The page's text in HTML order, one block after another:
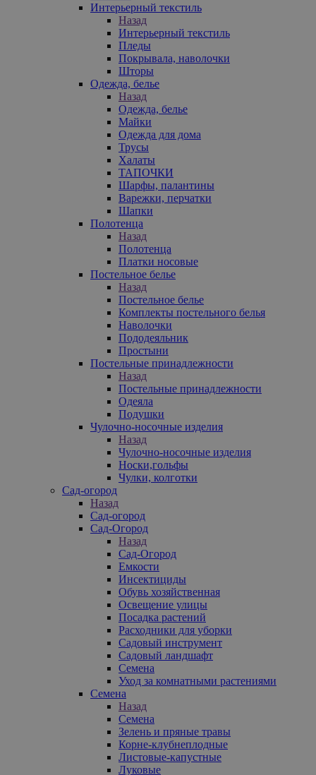
Интерьерный текстиль
Назад
Интерьерный текстиль
Пледы
Покрывала, наволочки
Шторы
Одежда, белье
Назад
Одежда, белье
Майки
Одежда для дома
Трусы
Халаты
ТАПОЧКИ
Шарфы, палантины
Варежки, перчатки
Шапки
Полотенца
Назад
Полотенца
Платки носовые
Постельное белье
Назад
Постельное белье
Комплекты постельного белья
Наволочки
Пододеяльник
Простыни
Постельные принадлежности
Назад
Постельные принадлежности
Одеяла
Подушки
Чулочно-носочные изделия
Назад
Чулочно-носочные изделия
Носки,гольфы
Чулки, колготки
Сад-огород
Назад
Сад-огород
Сад-Огород
Назад
Сад-Огород
Емкости
Инсектициды
Обувь хозяйственная
Освещение улицы
Посадка растений
Расходники для уборки
Садовый инструмент
Садовый ландшафт
Семена
Уход за комнатными растениями
Семена
Назад
Семена
Зелень и пряные травы
Корне-клубнеплодные
Листовые-капустные
Луковые